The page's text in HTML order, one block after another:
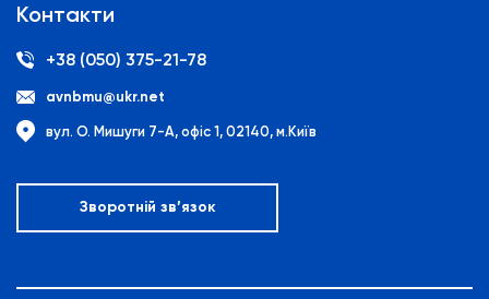
Контакти
+38 (050) 375-21-78
avnbmu@ukr.net
вул. О. Мишуги 7-А, офіс 1, 02140, м.Київ
Зворотній зв’язок